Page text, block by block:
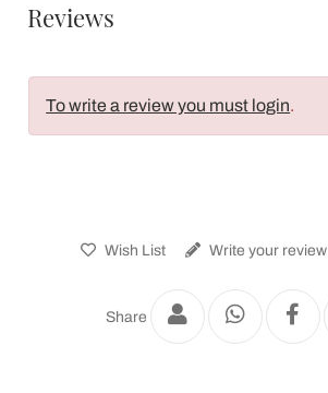
Reviews
To write a review you must login.
Wish List Write your review
Share